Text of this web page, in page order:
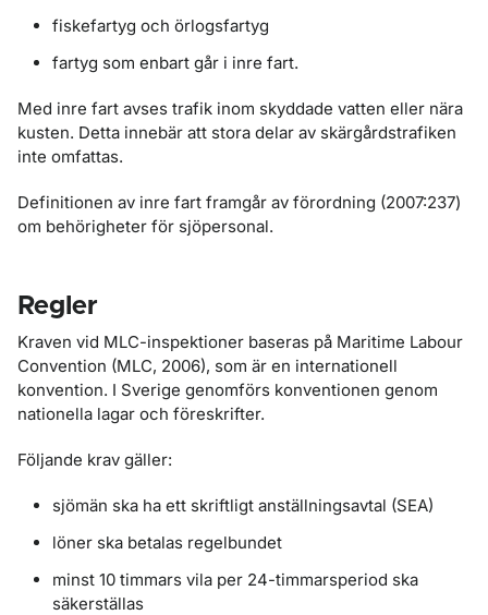
fiskefartyg och örlogsfartyg
fartyg som enbart går i inre fart.
Med inre fart avses trafik inom skyddade vatten eller nära
kusten. Detta innebär att stora delar av skärgårdstrafiken
inte omfattas.
Definitionen av inre fart framgår av förordning (2007:237)
om behörigheter för sjöpersonal.
Regler
Kraven vid MLC-inspektioner baseras på Maritime Labour
Convention (MLC, 2006), som är en internationell
konvention. I Sverige genomförs konventionen genom
nationella lagar och föreskrifter.
Följande krav gäller:
sjömän ska ha ett skriftligt anställningsavtal (SEA)
löner ska betalas regelbundet
minst 10 timmars vila per 24-timmarsperiod ska
säkerställas